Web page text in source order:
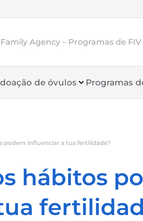
Family Agency – Programas de
de óvulos Programas
podem influenciar a tua fertilidade?
hábitos